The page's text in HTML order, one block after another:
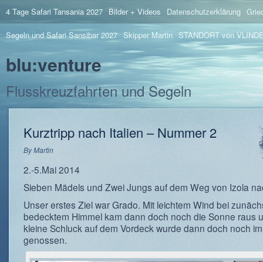
4 Tage Safari Tansania 2027 Bilder + Videos Datenschutzerklärung
Segeln und Safari Sansibar 2027 Skipper Martin STANDORT von
blu:venture
Flusskreuzfahrten und Segeln
Kurztripp nach Italien – Nummer 2
ByMartin
2.-5.Mai 2014
Sieben Mädels und Zwei Jungs auf dem Weg von Izola
Unser erstes Ziel war Grado. Mit leichtem Wind bei
bedecktem Himmel kam dann doch noch die Sonne raus
kleine Schluck auf dem Vordeck wurde dann doch noch
genossen.